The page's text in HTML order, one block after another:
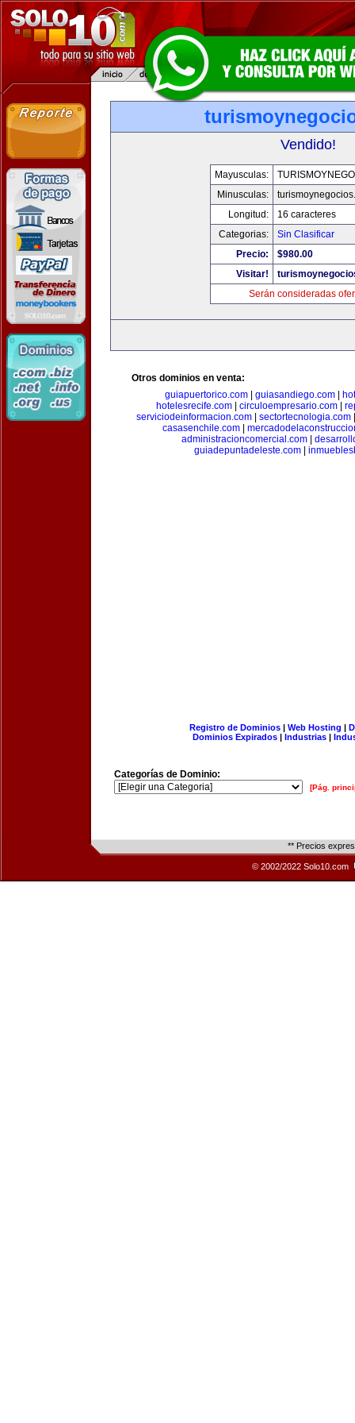
Vendido!
Mayusculas:
Minusculas:
Longitud:
16 caracteres
Categorias:
Sin Clasificar
Precio:
$980.00
Visitar!
Serán consideradas
Otros dominios en venta:
guiapuertorico.com| guiasandiego.com|
hotelesrecife.com| circuloempresario.com|
serviciodeinformacion.com
sectortecnologia.com
casasenchile.com|
administracioncomercial.com|
guiadepuntadeleste.com
Registro de Dominios| Web Hosting |
Dominios Expirados | Industrias |
Categorías de Dominio:
[Pág.
** Precios
© 2002/2022 Solo10.com